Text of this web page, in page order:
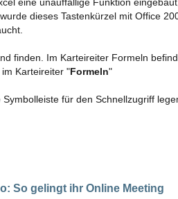
dieses Tastenkürzel mit Office
finden. Im Karteireiter Formeln
im Karteireiter "Formeln"
für den Schnellzugriff
So gelingt ihr Online Meeting